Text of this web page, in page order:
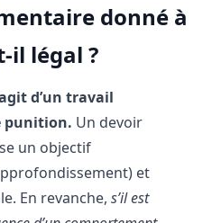
donné à
il légal ?
d’un travail
punition. Un devoir
un objectif
et
En revanche, s’il est